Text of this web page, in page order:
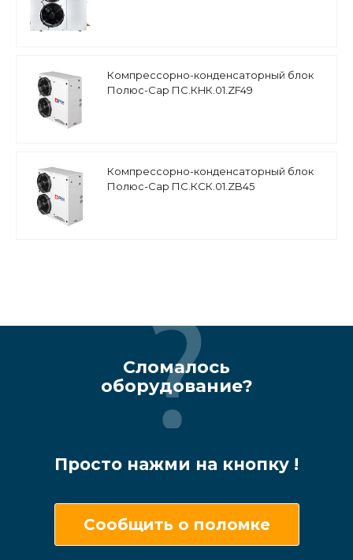
Компрессорно-конденсаторный блок
Полюс-Сар ПС.КHК.01.ZF49
Компрессорно-конденсаторный блок
Полюс-Сар ПС.КСК.01.ZB45
Сломалось
оборудование?
Просто нажми на кнопку !
Сообщить о поломке